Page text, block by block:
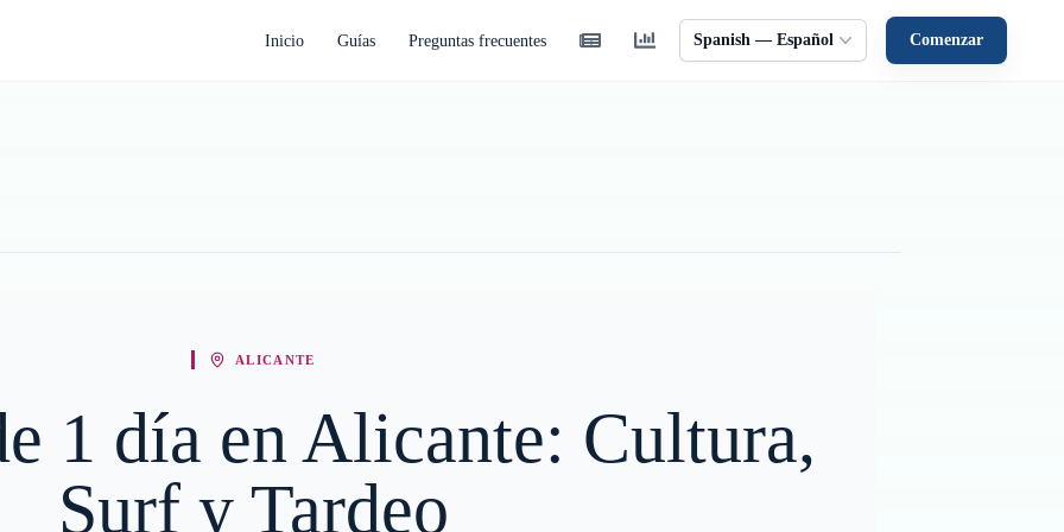
Inicio Guías Preguntas frecuentes Spanish — Español Comenzar
ALICANTE
1 día en Alicante: Cultura,
Surf y Tardeo